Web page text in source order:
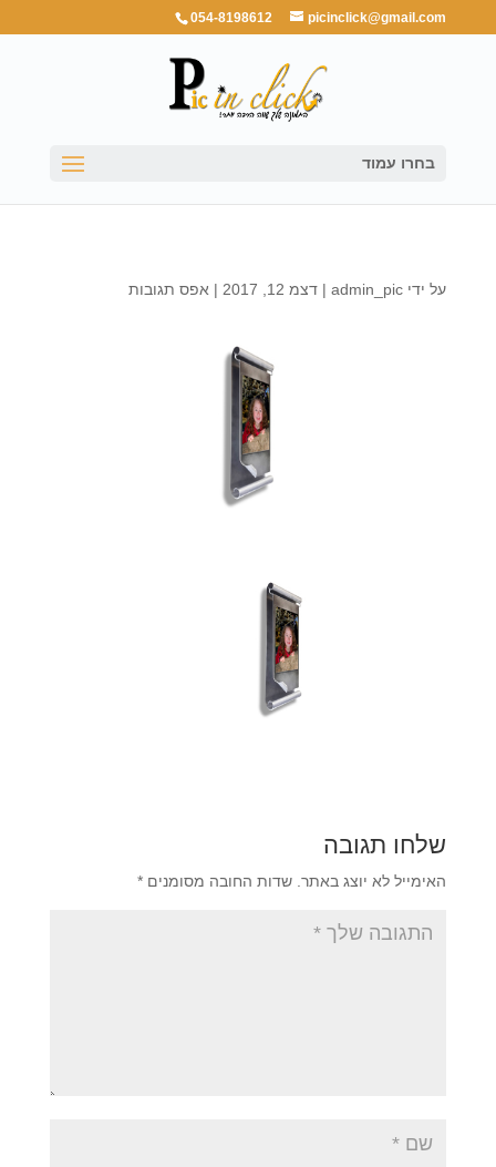
054-8198612 picinclick@gmail.com
בחרו עמוד
על ידי admin_pic
| דצמ 12, 2017 | אפס תגובות
שלחו תגובה
האימייל לא יוצג באתר. שדות החובה מסומנים *